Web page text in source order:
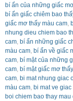
bí ẩn của những giấc
bí ẩn giấc chiêm bao
giấc mơ thấy màu cam,
nhung dieu chiem bao
cam, bí ẩn những giấc
màu cam, bí ẩn về giấc
cam, bí mật của những
cam, bí mật giấc mơ
cam, bi mat nhung giac
màu cam, bi mat ve
boi chiem bao thay mau